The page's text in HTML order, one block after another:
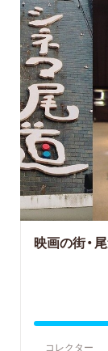
映画の街・
コレクター